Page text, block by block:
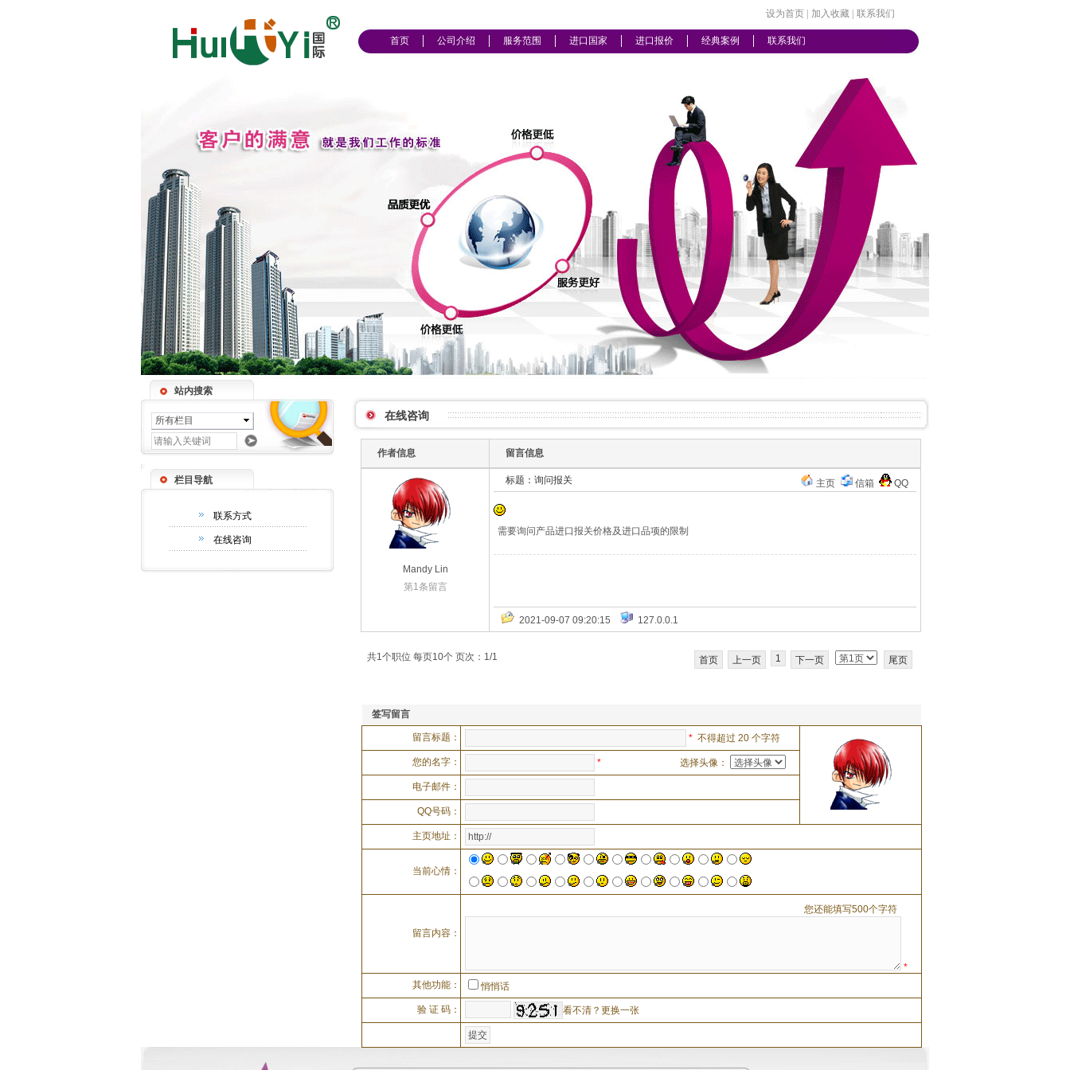
首页 公司介绍 服务范围 进口国家 进口报价 经典案例 联系我们
设为首页 加入收藏 联系我们
站内搜索
所有栏目
栏目导航
联系方式
在线咨询
签写留言
留言标题： * 不得超过 20 个字符
您的名字： * 选择头像：
电子邮件：
QQ号码：
主页地址：
当前心情：
留言内容：
您还能填写500个字符
*
其他功能：
悄悄话
验 证 码： 看不清？更换一张
在线咨询
作者信息 留言信息
Mandy Lin
第1条留言
标题：询问报关 主页 信箱 QQ
需要询问产品进口报关价格及进口品项的限制
2021-09-07 09:20:15 127.0.0.1
共1个职位 每页10个 页次：1/1 首页 上一页 1 下一页 尾页